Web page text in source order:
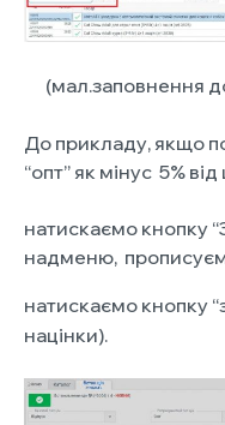
(мал.заповнення
До прикладу, якщо
“опт” як мінус 5%
натискаємо кнопку
надменю,
натискаємо кнопку
націнки).